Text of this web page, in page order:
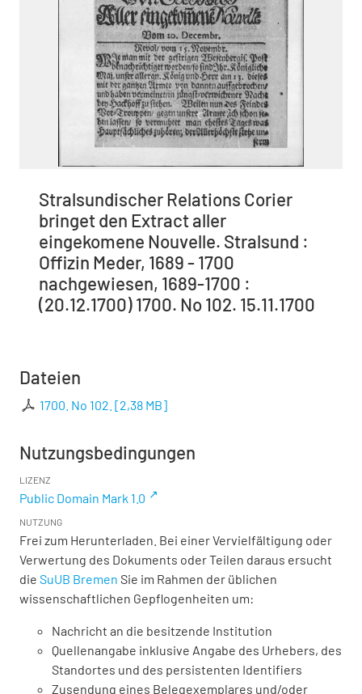
Stralsundischer Relations Corier
bringet den Extract aller
eingekomene Nouvelle. Stralsund :
Offizin Meder, 1689 - 1700
nachgewiesen, 1689-1700 :
(20.12.1700) 1700. No 102. 15.11.1700
Dateien
1700. No 102. [2,38 MB]
Nutzungsbedingungen
LIZENZ
Public Domain Mark 1.0
NUTZUNG
Frei zum Herunterladen. Bei einer Vervielfältigung oder
Verwertung des Dokuments oder Teilen daraus ersucht
die SuUB Bremen Sie im Rahmen der üblichen
wissenschaftlichen Gepflogenheiten um:
Nachricht an die besitzende Institution
Quellenangabe inklusive Angabe des Urhebers, des
Standortes und des persistenten Identifiers
Zusendung eines Belegexemplares und/oder